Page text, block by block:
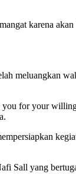
karena
meluangkan
for your
Sall yang